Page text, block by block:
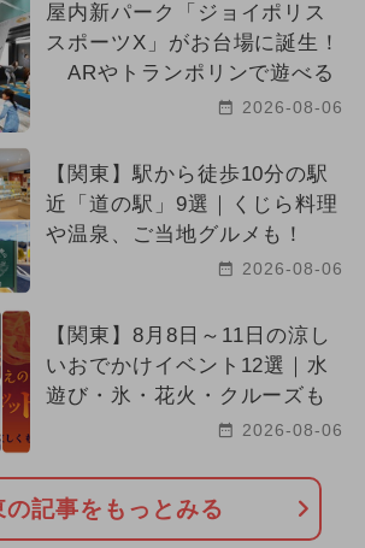
屋内新パーク「ジョイポリス
スポーツX」がお台場に誕生！
ARやトランポリンで遊べる
2026-08-06
【関東】駅から徒歩10分の駅
近「道の駅」9選｜くじら料理
や温泉、ご当地グルメも！
2026-08-06
【関東】8月8日～11日の涼し
いおでかけイベント12選｜水
遊び・氷・花火・クルーズも
2026-08-06
の記事をもっとみる